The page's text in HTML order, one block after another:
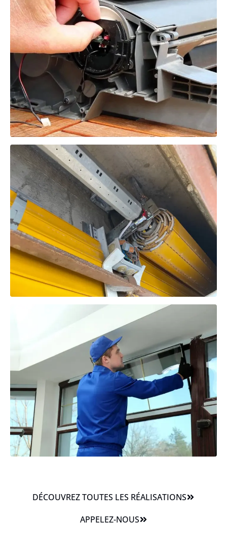
DÉCOUVREZ TOUTES LES RÉALISATIONS
APPELEZ-NOUS